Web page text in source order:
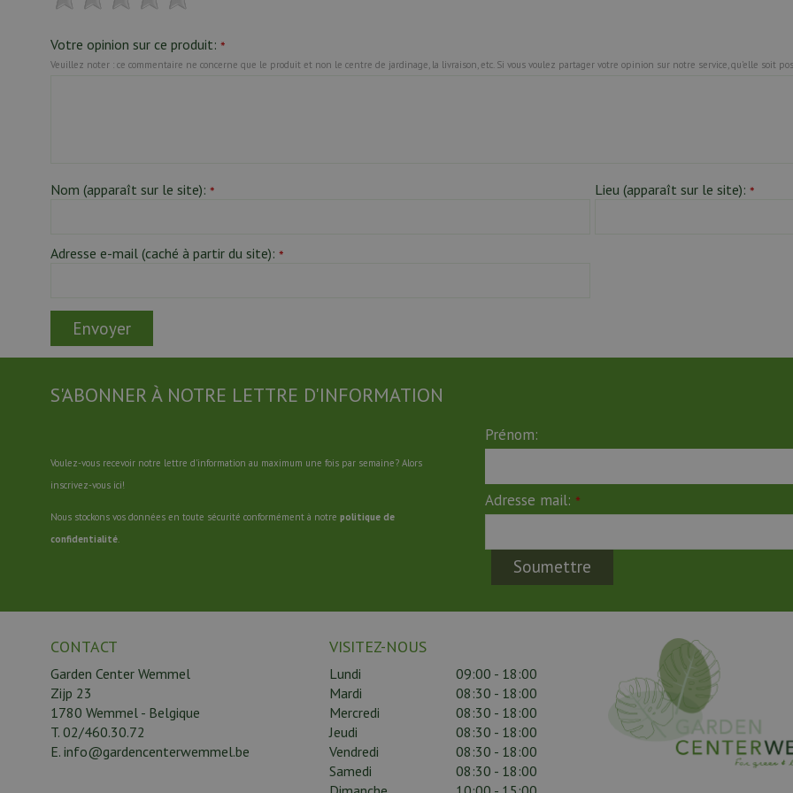
Votre opinion sur ce produit: *
Veuillez noter : ce commentaire ne concerne que le produit et non le centre de jardinage, la livraison, etc. Si vous voulez partager votre opinion sur notre service, qu’elle soit
Nom (apparaît sur le site): * Lieu (apparaît sur le site): *
Adresse e-mail (caché à partir du site): *
S'ABONNER À NOTRE LETTRE D'INFORMATION
Voulez-vous recevoir notre lettre d'information au maximum une fois par semaine? Alors
inscrivez-vous ici!
Nous stockons vos données en toute sécurité conformément à notre politique de
confidentialité
Prénom:
Adresse mail: *
CONTACT
Garden Center Wemmel
Zijp 23
1780 Wemmel - Belgique
T. 02/460.30.72
E. info@gardencenterwemmel.be
VISITEZ-NOUS
Lundi
09:00 - 18:00
Mardi
08:30 - 18:00
Mercredi
08:30 - 18:00
Jeudi
08:30 - 18:00
Vendredi
08:30 - 18:00
Samedi
08:30 - 18:00